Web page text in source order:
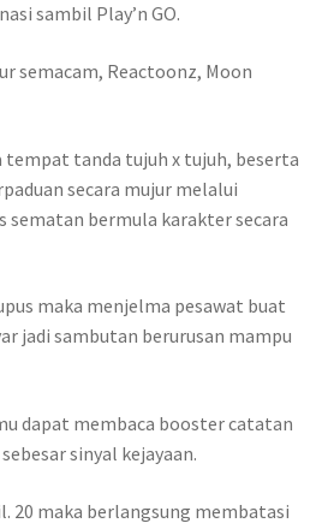
sambil Play’n GO.
semacam, Reactoonz, Moon
tempat tanda tujuh x tujuh, beserta
secara mujur melalui
sematan bermula karakter secara
maka menjelma pesawat buat
jadi sambutan berurusan mampu
dapat membaca booster catatan
sinyal kejayaan.
20 maka berlangsung membatasi